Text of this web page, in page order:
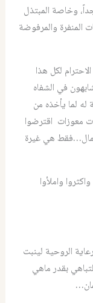
وخاصة المبتذل
المنفرة والمرفوضة
لكل هذا
في الشفاه
لما يأخذه من
معوزات اقترضوا
هي غيرة
واملأوا
الروحية لينبت
بقدر ماهي